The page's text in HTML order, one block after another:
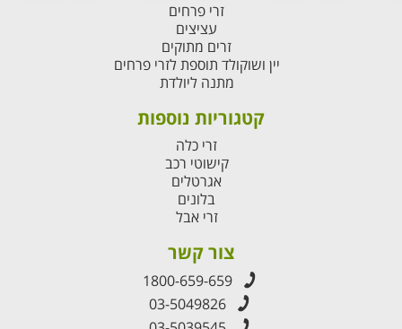
זרי פרחים
עציצים
זרים מתוקים
יין ושוקולד תוספת לזרי פרחים
מתנה ליולדת
קטגוריות נוספות
זרי כלה
קישוטי רכב
אגרטלים
בלונים
זרי אבל
צור קשר
1800-659-659
03-5049826